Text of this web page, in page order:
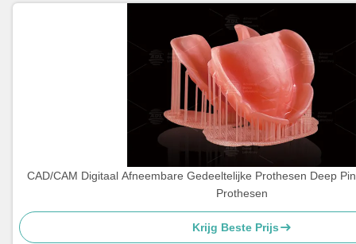
CAD/CAM Digitaal Afneembare Gedeeltelijke Prothesen Deep
Prothesen
Krijg Beste Prijs